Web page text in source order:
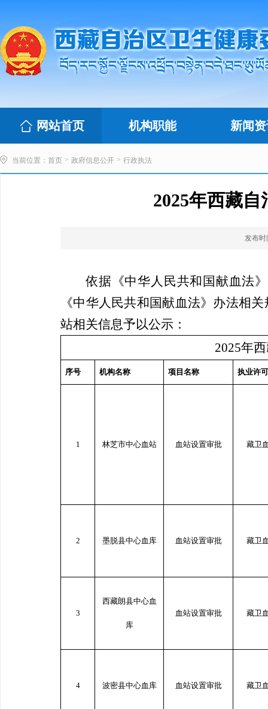
网站首页 机构职能 新闻
当前位置： 首页 > 政府信息公开 > 行政执法
2025年西藏
发布时
依据《中华人民共和国献血法
《中华人民共和国献血法》办法相
站相关信息予以公示：
2025年
序号 机构名称 项目名称 执业许
1 林芝市中心血站 血站设置审批 藏卫
2 墨脱县中心血库 血站设置审批 藏卫
3
西藏朗县中心血
库
血站设置审批 藏卫
4 波密县中心血库 血站设置审批 藏卫